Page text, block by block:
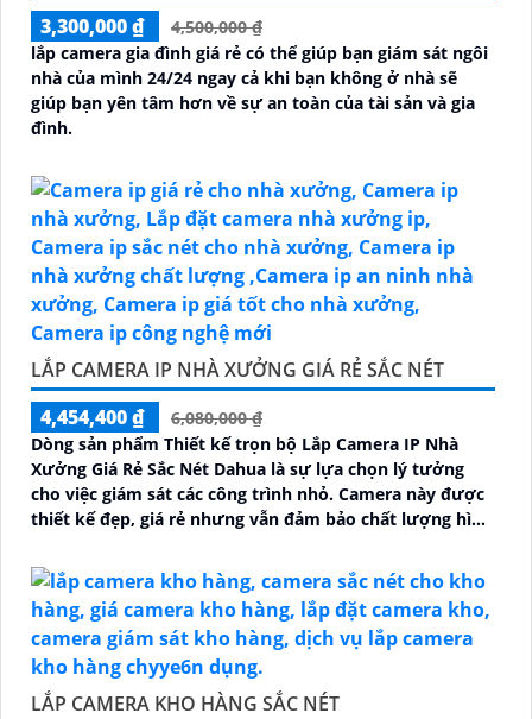
3,300,000 ₫
4,500,000 ₫
lắp camera gia đình giá rẻ có thể giúp bạn giám sát ngôi
nhà của mình 24/24 ngay cả khi bạn không ở nhà sẽ
giúp bạn yên tâm hơn về sự an toàn của tài sản và gia
đình.
LẮP CAMERA IP NHÀ XƯỞNG GIÁ RẺ SẮC NÉT
4,454,400 ₫
6,080,000 ₫
Dòng sản phẩm Thiết kế trọn bộ Lắp Camera IP Nhà
Xưởng Giá Rẻ Sắc Nét Dahua là sự lựa chọn lý tưởng
cho việc giám sát các công trình nhỏ. Camera này được
thiết kế đẹp, giá rẻ nhưng vẫn đảm bảo chất lượng hình
LẮP CAMERA KHO HÀNG SẮC NÉT